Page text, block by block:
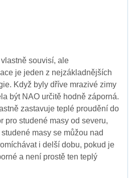
souvisí, ale
je jeden z nejzákladnějších
Když byly dříve mrazivé zimy
být NAO určitě hodně záporná.
zastavuje teplé proudění do
pro studené masy od severu,
masy se můžou nad
i delší dobu, pokud je
a není prostě ten teplý